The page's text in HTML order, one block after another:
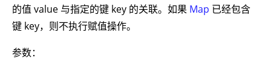
的值 value 与指定的键 key 的关联。如果 Map 已经包含
键 key，则不执行赋值操作。
参数：